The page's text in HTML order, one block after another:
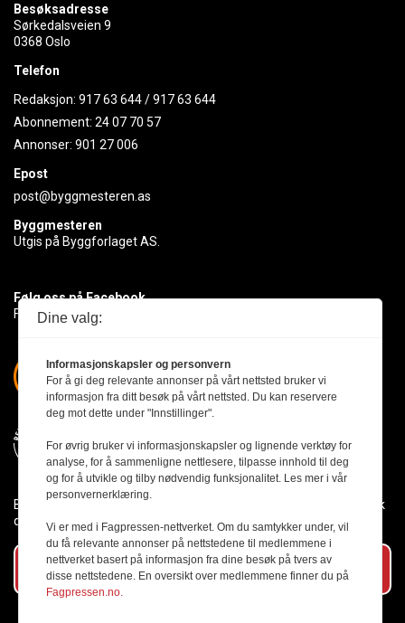
Besøksadresse
Sørkedalsveien 9
0368 Oslo
Telefon
Redaksjon: 917 63 644/917 63 644
Abonnement: 24 07 70 57
Annonser: 901 27 006
Epost
post@byggmesteren.as
Byggmesteren
Utgis på Byggforlaget AS.
Følg oss på Facebook
Få med deg det siste innen byggebransjen
Byggmesteren følger Vær Varsom-plakaten og presseetikken slik
den er nedfelt i Redaktørplakaten.
Abonner på vårt nyhetsbrev
Dine valg:
Informasjonskapsler og personvern
For å gi deg relevante annonser på vårt nettsted bruker vi
informasjon fra ditt besøk på vårt nettsted. Du kan reservere
deg mot dette under "Innstillinger".
For øvrig bruker vi informasjonskapsler og lignende verktøy for
analyse, for å sammenligne nettlesere, tilpasse innhold til deg
og for å utvikle og tilby nødvendig funksjonalitet. Les mer i vår
personvernerklæring.
Vi er med i Fagpressen-nettverket. Om du samtykker under, vil
du få relevante annonser på nettstedene til medlemmene i
nettverket basert på informasjon fra dine besøk på tvers av
disse nettstedene. En oversikt over medlemmene finner du på
Fagpressen.no.